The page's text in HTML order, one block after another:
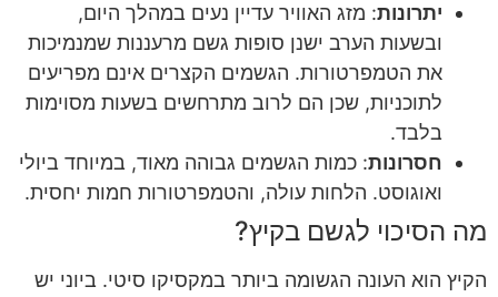
יתרונות: מזג האוויר עדיין נעים במהלך היום,
ובשעות הערב ישנן סופות גשם מרעננות שמנמיכות
את הטמפרטורות. הגשמים הקצרים אינם מפריעים
לתוכניות, שכן הם לרוב מתרחשים בשעות מסוימות
בלבד.
חסרונות: כמות הגשמים גבוהה מאוד, במיוחד ביולי
ואוגוסט. הלחות עולה, והטמפרטורות חמות יחסית.
מה הסיכוי לגשם בקיץ?
הקיץ הוא העונה הגשומה ביותר במקסיקו סיטי. ביוני יש